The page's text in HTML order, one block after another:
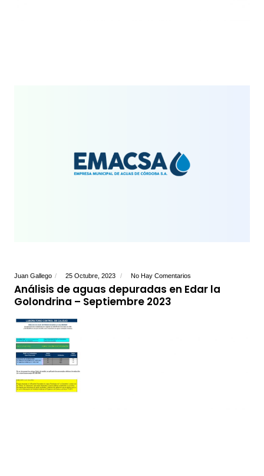
Juan Gallego 25 Octubre, 2023 No Hay Comentarios
Análisis de aguas depuradas en Edar la
Golondrina – Septiembre 2023